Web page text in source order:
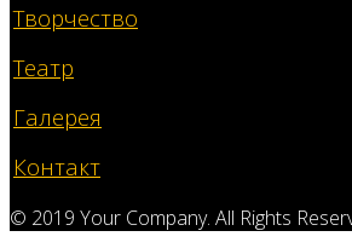
Творчество
Театр
Галерея
Контакт
© 2019 Your Company. All Rights